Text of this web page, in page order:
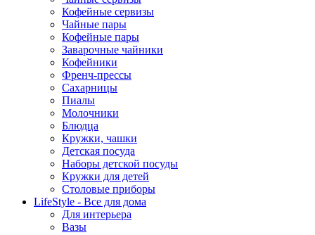
Кофейные сервизы
Чайные пары
Кофейные пары
Заварочные чайники
Кофейники
Френч-прессы
Сахарницы
Пиалы
Молочники
Блюдца
Кружки, чашки
Детская посуда
Наборы детской посуды
Кружки для детей
Столовые приборы
LifeStyle - Все для дома
Для интерьера
Вазы